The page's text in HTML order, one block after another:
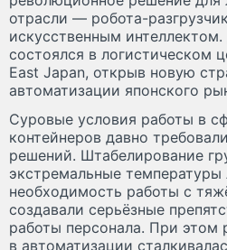
отрасли — робота-
искусственным
состоялся в логистическом
East Japan, открыв новую
автоматизации японского
Суровые условия работы в
контейнеров давно
решений. Штабелирование
экстремальные температуры
необходимость работы с
создавали серьёзные
работы персонала. При этом
в автоматизации